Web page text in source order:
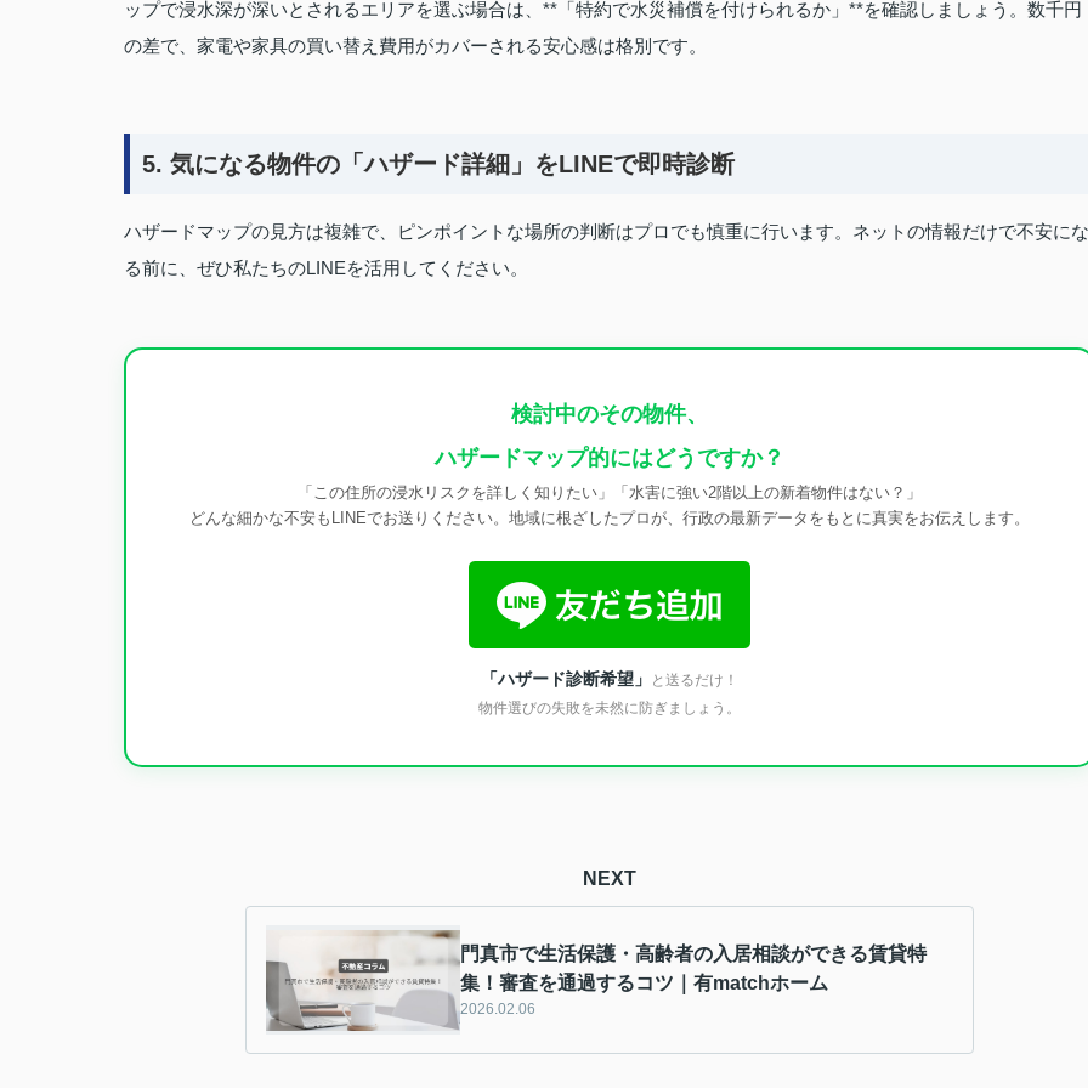
ップで浸水深が深いとされるエリアを選ぶ場合は、**「特約で水災補償を付けられるか」**を確認しましょう。数千円
の差で、家電や家具の買い替え費用がカバーされる安心感は格別です。
5. 気になる物件の「ハザード詳細」をLINEで即時診断
ハザードマップの見方は複雑で、ピンポイントな場所の判断はプロでも慎重に行います。ネットの情報だけで不安にな
る前に、ぜひ私たちのLINEを活用してください。
検討中のその物件、
ハザードマップ的にはどうですか？
「この住所の浸水リスクを詳しく知りたい」「水害に強い2階以上の新着物件はない？」
どんな細かな不安もLINEでお送りください。地域に根ざしたプロが、行政の最新データをもとに真実をお伝えします。
「ハザード診断希望」
と送るだけ！
物件選びの失敗を未然に防ぎましょう。
NEXT
門真市で生活保護・高齢者の入居相談ができる賃貸特
集！審査を通過するコツ｜有matchホーム
2026.02.06